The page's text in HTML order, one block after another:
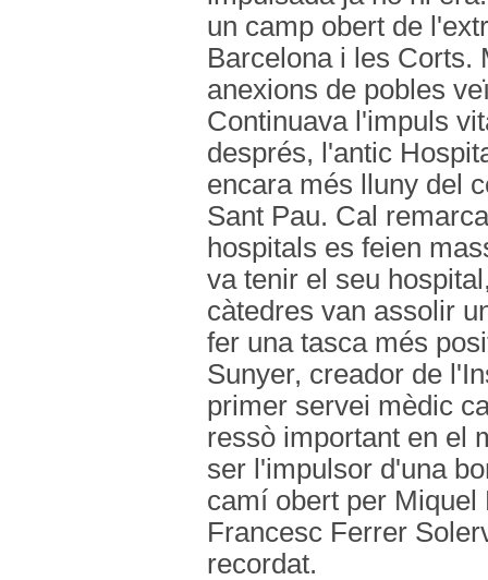
un camp obert de
Barcelona i les Corts.
anexions de pobles
Continuava l'impuls
després, l'antic
encara més lluny del
Sant Pau. Cal
hospitals es feien
va tenir el seu
càtedres van assolir
fer una tasca més
Sunyer, creador de
primer servei mèdic
ressò important en el
ser l'impulsor d'una
camí obert per Miquel
Francesc Ferrer
recordat.